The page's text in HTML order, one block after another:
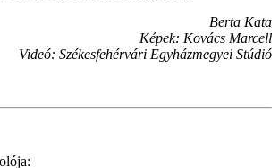
Berta Kata
Képek: Kovács Marcell
Videó: Székesfehérvári Egyházmegyei Stúdió